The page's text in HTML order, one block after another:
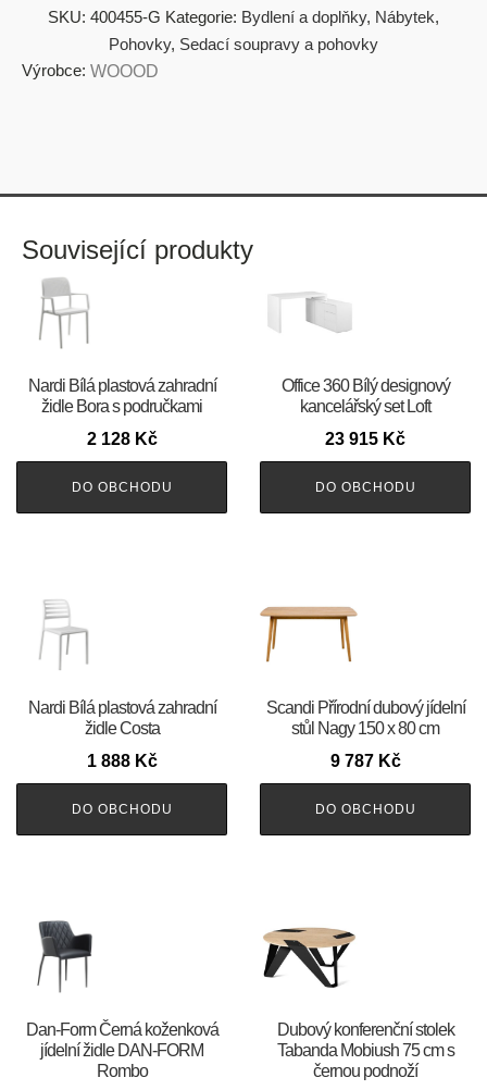
SKU: 400455-G Kategorie: Bydlení a doplňky, Nábytek,
Pohovky, Sedací soupravy a pohovky
Výrobce: WOOOD
Související produkty
Nardi Bílá plastová zahradní
židle Bora s područkami
2 128 Kč
DO OBCHODU
Office 360 Bílý designový
kancelářský set Loft
23 915 Kč
DO OBCHODU
Nardi Bílá plastová zahradní
židle Costa
1 888 Kč
DO OBCHODU
Scandi Přírodní dubový jídelní
stůl Nagy 150 x 80 cm
9 787 Kč
DO OBCHODU
​​​​​Dan-Form Černá koženková
jídelní židle DAN-FORM
Rombo
Dubový konferenční stolek
Tabanda Mobiush 75 cm s
černou podnoží